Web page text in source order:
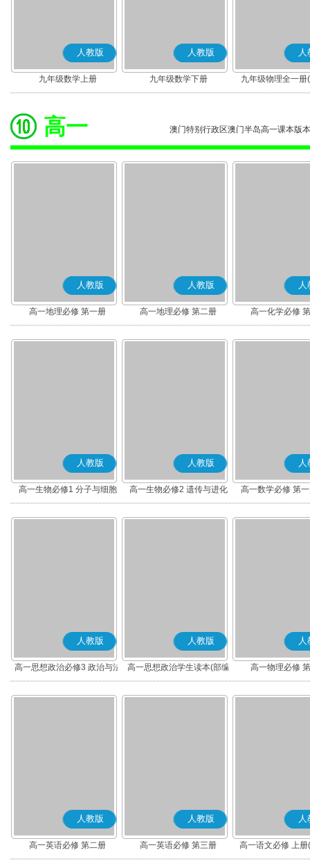
人教版
九年级数学上册
人教版
九年级数学下册
人
九年级物理全一册
版)
高一 澳门特别行政区澳门半岛高一课本版本
人教版
高一地理必修 第一册
人教版
高一地理必修 第二册
人
高一化学必修
人教版
高一生物必修1 分子与细胞
人教版
高一生物必修2 遗传与进化
人
高一数学必修 第
人教版
高一思想政治必修3 政治与法
治(部编版)
人教版
高一思想政治学生读本(部编
版)
人
高一物理必修
人教版
高一英语必修 第二册
人教版
高一英语必修 第三册
人
高一语文必修 上